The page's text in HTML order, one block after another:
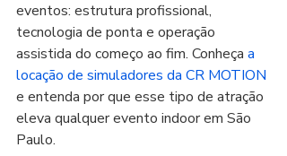
eventos: estrutura profissional,
tecnologia de ponta e operação
assistida do começo ao fim. Conheça a
locação de simuladores da CR MOTION
e entenda por que esse tipo de atração
eleva qualquer evento indoor em São
Paulo.